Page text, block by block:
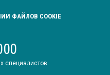
ФАЙЛОВ COOKIE
специалистов